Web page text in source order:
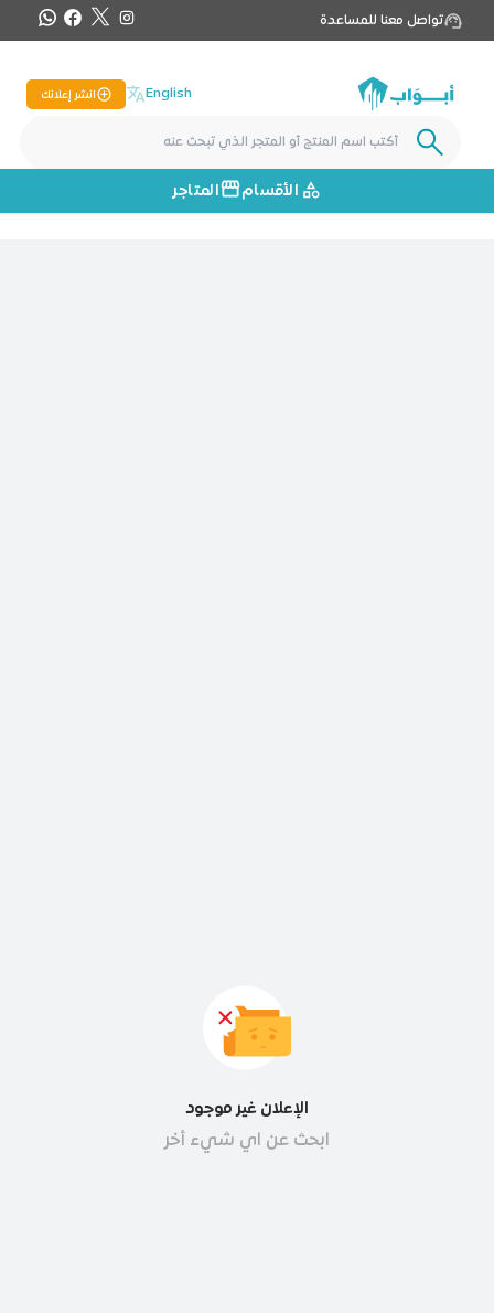
تواصل معنا للمساعدة
English انشر إعلانك
الأقسام المتاجر
الإعلان غير موجود
ابحث عن اي شيء أخر